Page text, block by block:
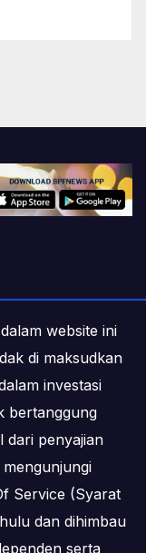
website ini
di maksudkan
investasi
bertanggung
dari penyajian
Service (Syarat
dan dihimbau
serta